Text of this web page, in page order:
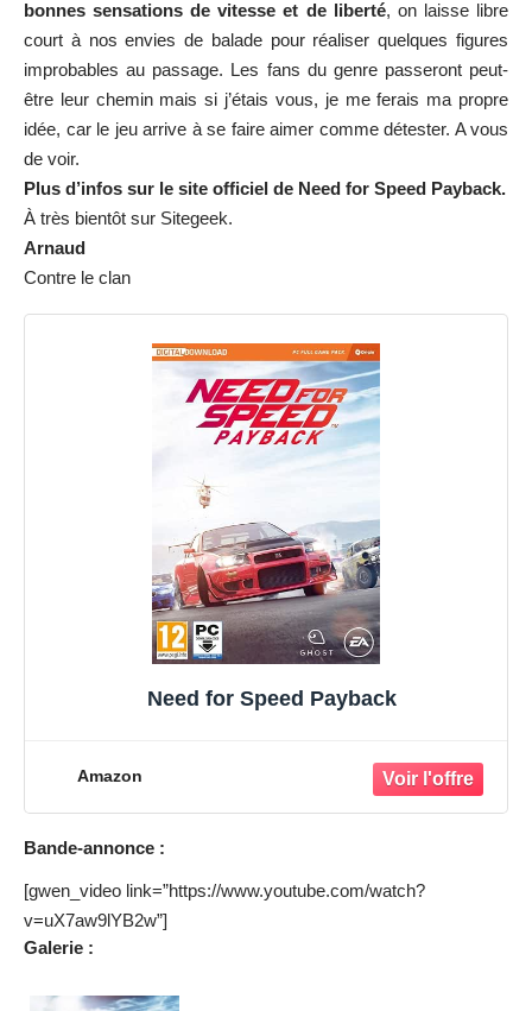
bonnes sensations de vitesse et de liberté, on laisse libre
court à nos envies de balade pour réaliser quelques figures
improbables au passage. Les fans du genre passeront peut-
être leur chemin mais si j’étais vous, je me ferais ma propre
idée, car le jeu arrive à se faire aimer comme détester. A vous
de voir.
Plus d’infos sur le site officiel de Need for Speed Payback.
À très bientôt sur Sitegeek.
Arnaud
Contre le clan
Need for Speed Payback
Amazon
Bande-annonce :
[gwen_video link=”https://www.youtube.com/watch?
v=uX7aw9lYB2w”]
Galerie :